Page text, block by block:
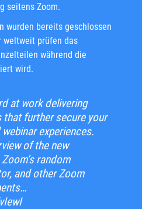
seitens Zoom.
wurden bereits geschlossen
weltweit prüfen das
während die
wird.
at work delivering
further secure your
experiences.
of the new
random
and other Zoom